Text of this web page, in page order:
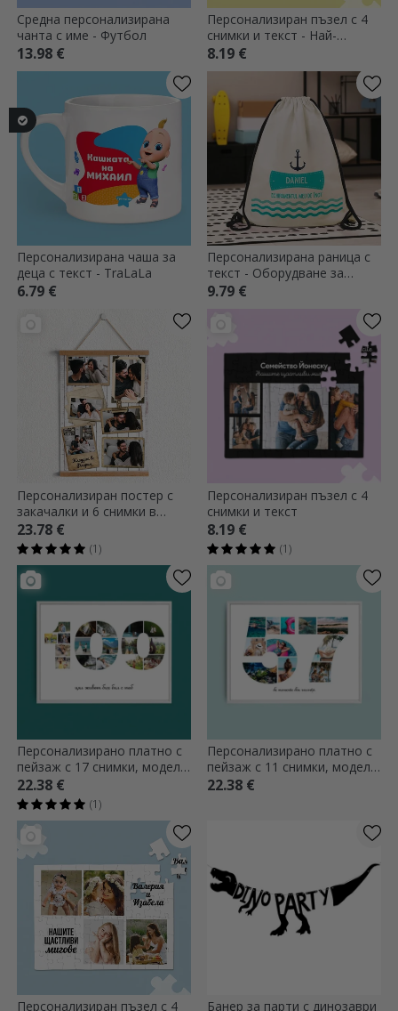
Средна персонализирана
чанта с име - Футбол
13.98 €
Персонализиран пъзел с 4
снимки и текст - Най-
красивите спомени
8.19 €
Персонализирана чаша за
деца с текст - TraLaLa
6.79 €
Персонализирана раница с
текст - Оборудване за
плуване
9.79 €
Персонализиран постер с
закачалки и 6 снимки в
ретро дизайн
23.78 €
(1)
Персонализиран пъзел с 4
снимки и текст
8.19 €
(1)
Персонализирано платно с
пейзаж с 17 снимки, модел
номер 100 и текстово
съобщение
22.38 €
(1)
Персонализирано платно с
пейзаж с 11 снимки, модел
номер 57 и текстово
22.38 €
Персонализиран пъзел с 4 Банер за парти с динозаври